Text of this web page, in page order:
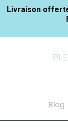
Livraison
Blog